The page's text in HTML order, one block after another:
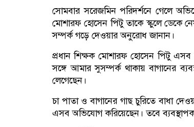
সোমবার সরেজমিন পরিদর্শনে গেলে
মোশারফ হোসেন পিটু তাকে স্কুলে ডেকে
সম্পর্ক গড়ে দেওয়ার অনুরোধ জানান।
প্রধান শিক্ষক মোশারফ হোসেন পিটু এসব
সঙ্গে আমার সুসম্পর্ক থাকায় বাগানের
লেগেছেন।
চা পাতা ও বাগানের গাছ চুরিতে বাধা
এসব অভিযোগ করিয়েছেন। তবে